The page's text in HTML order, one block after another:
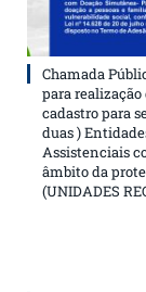
Chamada
para realização
cadastro para
duas )
Assistenciais
âmbito da
(UNIDADES